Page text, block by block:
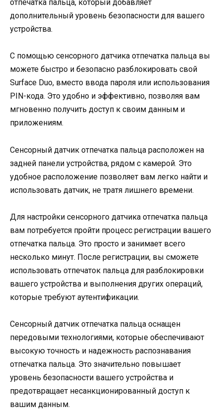
отпечатка пальца, который добавляет
дополнительный уровень безопасности для вашего
устройства.
С помощью сенсорного датчика отпечатка пальца вы
можете быстро и безопасно разблокировать свой
Surface Duo, вместо ввода пароля или использования
PIN-кода. Это удобно и эффективно, позволяя вам
мгновенно получить доступ к своим данным и
приложениям.
Сенсорный датчик отпечатка пальца расположен на
задней панели устройства, рядом с камерой. Это
удобное расположение позволяет вам легко найти и
использовать датчик, не тратя лишнего времени.
Для настройки сенсорного датчика отпечатка пальца
вам потребуется пройти процесс регистрации вашего
отпечатка пальца. Это просто и занимает всего
несколько минут. После регистрации, вы сможете
использовать отпечаток пальца для разблокировки
вашего устройства и выполнения других операций,
которые требуют аутентификации.
Сенсорный датчик отпечатка пальца оснащен
передовыми технологиями, которые обеспечивают
высокую точность и надежность распознавания
отпечатка пальца. Это значительно повышает
уровень безопасности вашего устройства и
предотвращает несанкционированный доступ к
вашим данным.